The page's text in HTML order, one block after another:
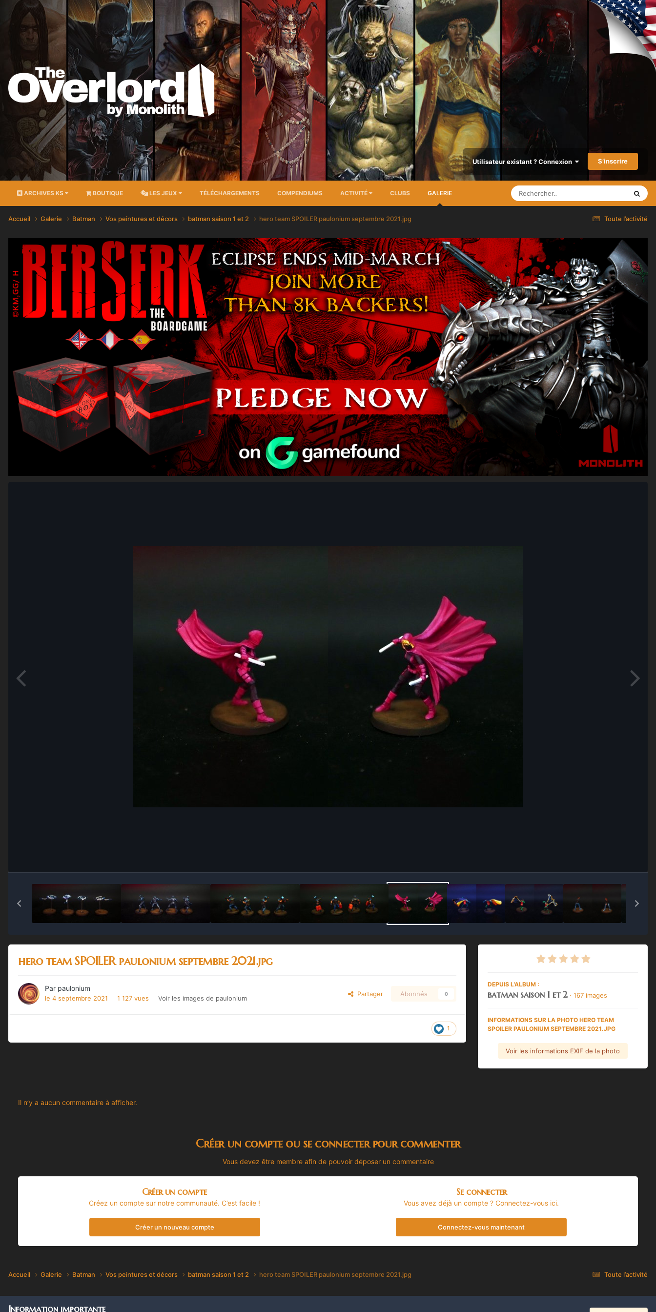
Utilisateur existant ? Connexion S’inscrire
ARCHIVES KS BOUTIQUE LES JEUX TÉLÉCHARGEMENTS COMPENDIUMS ACTIVITÉ CLUBS GALERIE
Toute l’activité
Accueil Galerie Batman Vos peintures et décors batman saison 1 et 2 hero team SPOILER paulonium septembre 2021.jpg
hero team SPOILER paulonium septembre 2021.jpg
Par paulonium
le 4 septembre 2021 1 127 vues Voir les images de paulonium
Partager Abonnés 0
1
DEPUIS L’ALBUM :
batman saison 1 et 2 · 167 images
INFORMATIONS SUR LA PHOTO HERO TEAM
SPOILER PAULONIUM SEPTEMBRE 2021.JPG
Voir les informations EXIF de la photo
Il n’y a aucun commentaire à afficher.
Créer un compte ou se connecter pour commenter
Vous devez être membre afin de pouvoir déposer un commentaire
Créer un compte
Créez un compte sur notre communauté. C’est facile !
Créer un nouveau compte
Se connecter
Vous avez déjà un compte ? Connectez-vous ici.
Connectez-vous maintenant
Toute l’activité
Accueil Galerie Batman Vos peintures et décors batman saison 1 et 2 hero team SPOILER paulonium septembre 2021.jpg
Information importante